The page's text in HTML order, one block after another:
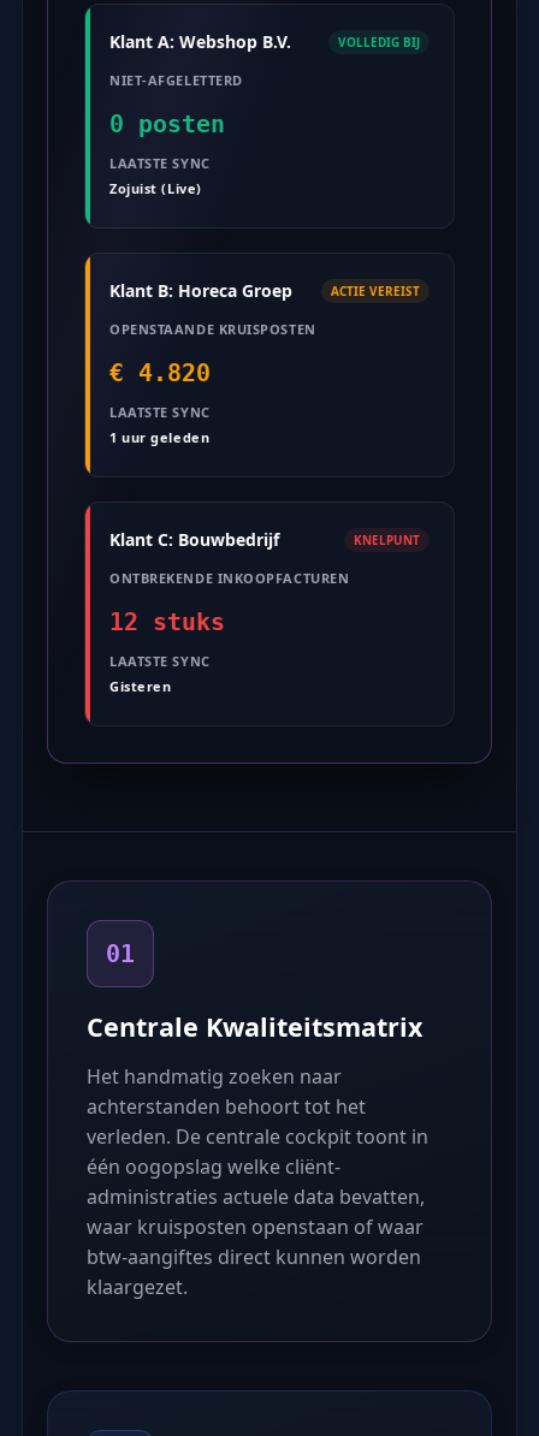
Klant A: Webshop B.V. VOLLEDIG BIJ
NIET-AFGELETTERD
0 posten
LAATSTE SYNC
Zojuist (Live)
Klant B: Horeca Groep ACTIE VEREIST
OPENSTAANDE KRUISPOSTEN
€ 4.820
LAATSTE SYNC
1 uur geleden
Klant C: Bouwbedrijf KNELPUNT
ONTBREKENDE INKOOPFACTUREN
12 stuks
LAATSTE SYNC
Gisteren
01
Centrale Kwaliteitsmatrix
Het handmatig zoeken naar
achterstanden behoort tot het
verleden. De centrale cockpit toont in
één oogopslag welke cliënt-
administraties actuele data bevatten,
waar kruisposten openstaan of waar
btw-aangiftes direct kunnen worden
klaargezet.